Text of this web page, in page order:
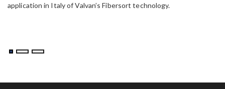
application in Italy of Valvan’s Fibersort technology.